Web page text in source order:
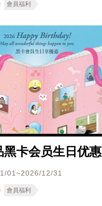
會員福利
黑卡会员生日优惠
01~2026/12/31
會員福利